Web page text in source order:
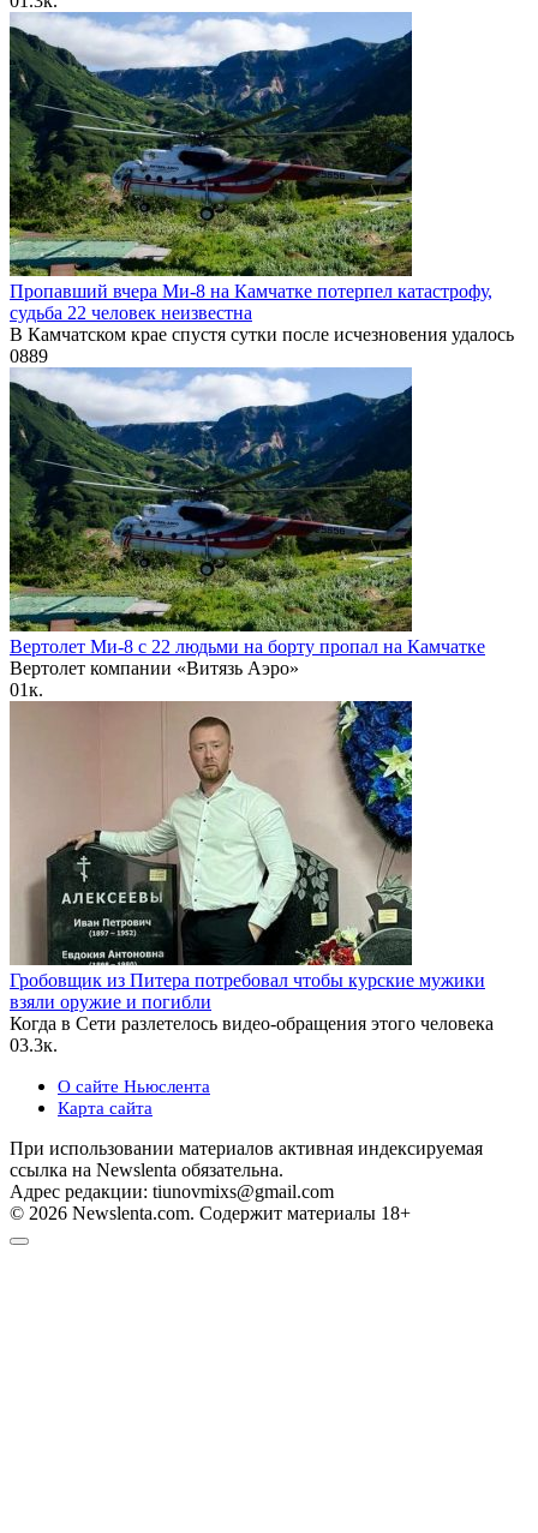
Пропавший вчера Ми-8 на Камчатке потерпел катастрофу,
судьба 22 человек неизвестна
В Камчатском крае спустя сутки после исчезновения удалось
0889
Вертолет Ми-8 с 22 людьми на борту пропал на Камчатке
Вертолет компании «Витязь Аэро»
01к.
Гробовщик из Питера потребовал чтобы курские мужики
взяли оружие и погибли
Когда в Сети разлетелось видео-обращения этого человека
03.3к.
О сайте Ньюслента
Карта сайта
При использовании материалов активная индексируемая
ссылка на Newslenta обязательна.
Адрес редакции: tiunovmixs@gmail.com
© 2026 Newslenta.com. Содержит материалы 18+